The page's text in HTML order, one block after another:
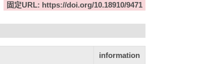
固定URL: https://doi.org/10.18910/9471
information